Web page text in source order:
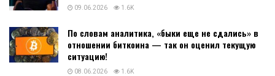
09.06.2026 1.6K
По словам аналитика, «быки еще не сдались» в
отношении биткоина — так он оценил текущую
ситуацию!
08.06.2026 1.6K